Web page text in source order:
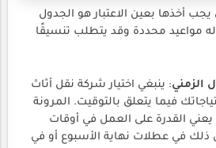
يجب أخذها بعين الاعتبار هو الجدول
له مواعيد محددة وقد يتطلب تنسيقًا
الزمني: ينبغي اختيار شركة نقل أثاث
فيما يتعلق بالتوقيت. المرونة
يعني القدرة على العمل في أوقات
ذلك في عطلات نهاية الأسبوع أو في